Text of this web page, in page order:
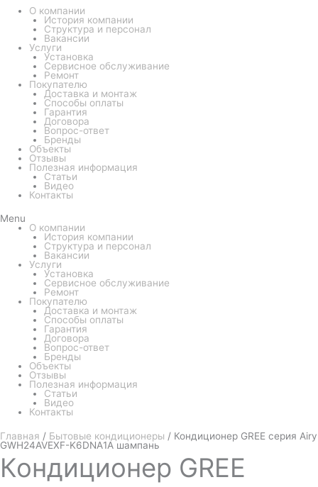
О компании
История компании
Структура и персонал
Вакансии
Услуги
Установка
Сервисное обслуживание
Ремонт
Покупателю
Доставка и монтаж
Способы оплаты
Гарантия
Договора
Вопрос-ответ
Бренды
Объекты
Отзывы
Полезная информация
Статьи
Видео
Контакты
Menu
О компании
История компании
Структура и персонал
Вакансии
Услуги
Установка
Сервисное обслуживание
Ремонт
Покупателю
Доставка и монтаж
Способы оплаты
Гарантия
Договора
Вопрос-ответ
Бренды
Объекты
Отзывы
Полезная информация
Статьи
Видео
Контакты
Главная / Бытовые кондиционеры / Кондиционер GREE серия Airy
GWH24AVEXF-K6DNA1A шампань
Кондиционер GREE